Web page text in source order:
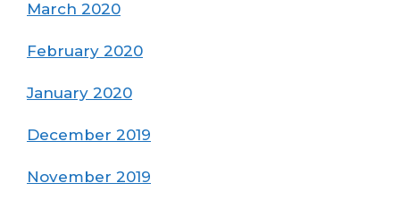
March 2020
February 2020
January 2020
December 2019
November 2019